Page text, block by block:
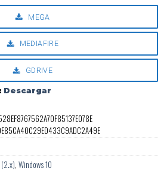
MEGA
MEDIAFIRE
GDRIVE
Descargar
, Windows 10